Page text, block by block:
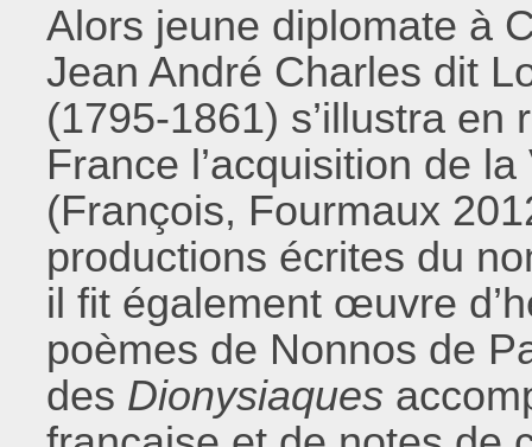
Alors jeune diplomate à
Jean André Charles dit
(1795-1861) s’illustra
France l’acquisition de
(François, Fourmaux
productions écrites du
il fit également œuvre
poèmes de Nonnos de
des Dionysiaques